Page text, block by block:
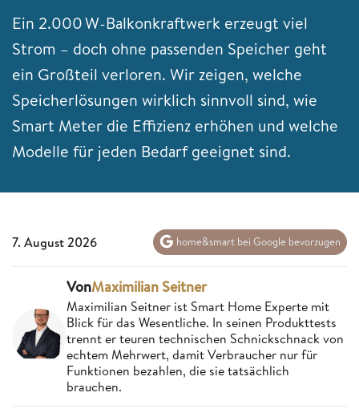
Ein 2.000 W-Balkonkraftwerk erzeugt viel
Strom – doch ohne passenden Speicher geht
ein Großteil verloren. Wir zeigen, welche
Speicherlösungen wirklich sinnvoll sind, wie
Smart Meter die Effizienz erhöhen und welche
Modelle für jeden Bedarf geeignet sind.
7. August 2026 home&smart bei Google bevorzugen
VonMaximilian Seitner
Maximilian Seitner ist Smart Home Experte mit
Blick für das Wesentliche. In seinen Produkttests
trennt er teuren technischen Schnickschnack von
echtem Mehrwert, damit Verbraucher nur für
Funktionen bezahlen, die sie tatsächlich
brauchen.